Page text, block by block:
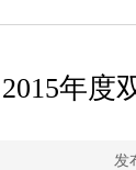
2015年度
发